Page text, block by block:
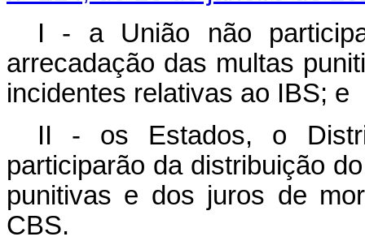
I - a União não
arrecadação das multas
incidentes relativas ao IBS; e
II - os Estados, o
participarão da distribuição
punitivas e dos juros de
CBS.